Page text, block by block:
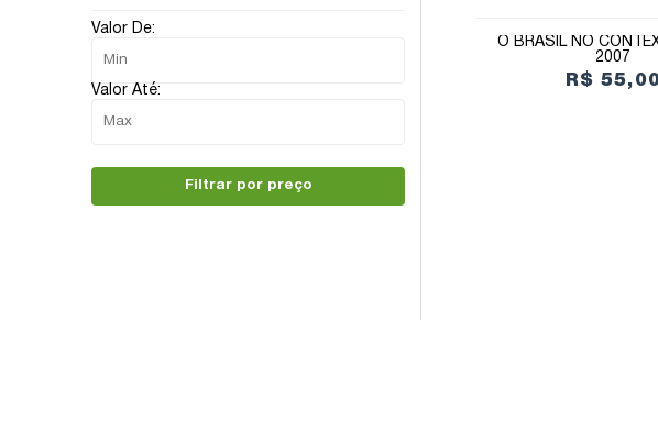
Valor De:
Valor Até:
Filtrar por preço
O BRASIL NO
2007
R$